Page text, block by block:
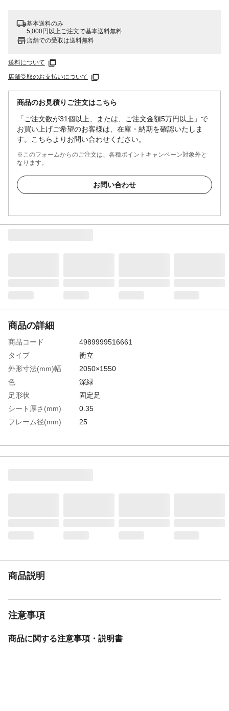
基本送料のみ
5,000円以上ご注文で基本送料無料
店舗での受取は送料無料
送料について
店舗受取のお支払いについて
商品のお見積りご注文はこちら
「ご注文数が31個以上、または、ご注文金額5万円以上」で
お買い上げご希望のお客様は、在庫・納期を確認いたしま
す。こちらよりお問い合わせください。
※このフォームからのご注文は、各種ポイントキャンペーン対象外と
なります。
お問い合わせ
商品の詳細
商品コード
4989999516661
タイプ
衝立
外形寸法(mm)幅
2050×1550
色
深緑
足形状
固定足
シート厚さ(mm)
0.35
フレーム径(mm)
25
号
枠内寸法(横×高さ)
2000×1500
商品説明
注意事項
商品に関する注意事項・説明書